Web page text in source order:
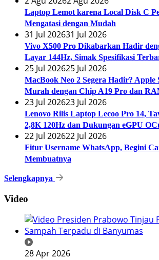
Laptop Lemot karena Local Disk C
Mengatasi dengan Mudah
31 Jul 202631 Jul 2026
Vivo X500 Pro Dikabarkan Hadir
Layar 144Hz, Simak Spesifikasi
25 Jul 202625 Jul 2026
MacBook Neo 2 Segera Hadir?
Murah dengan Chip A19 Pro dan
23 Jul 202623 Jul 2026
Lenovo Rilis Laptop Lecoo Pro 14,
2,8K 120Hz dan Dukungan eGPU
22 Jul 202622 Jul 2026
Fitur Username WhatsApp, Begini
Membuatnya
Selengkapnya
Video
28 Apr 2026